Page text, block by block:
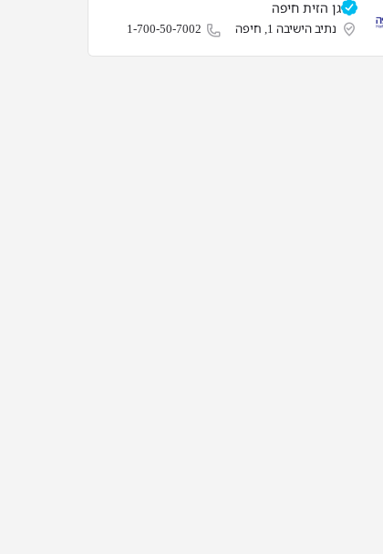
גן הזית חיפה
נתיב הישיבה 1, חיפה 1-700-50-7002